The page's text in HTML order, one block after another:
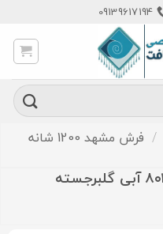
09139617194
/ فرش مشهد 1200 شانه